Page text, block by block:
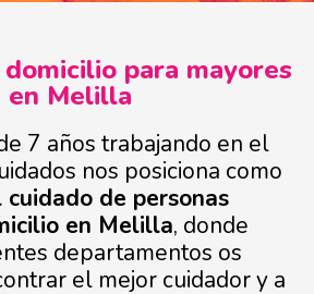
para mayores
en Melilla
7 años trabajando en el
nos posiciona como
de personas
en Melilla, donde
departamentos os
el mejor cuidador y a